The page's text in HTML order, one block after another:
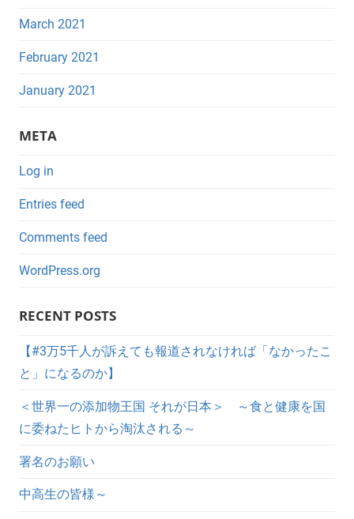
March 2021
February 2021
January 2021
META
Log in
Entries feed
Comments feed
WordPress.org
RECENT POSTS
【#3万5千人が訴えても報道されなければ「なかったこ
と」になるのか】
＜世界一の添加物王国 それが日本＞ ～食と健康を国
に委ねたヒトから淘汰される～
署名のお願い
中高生の皆様～